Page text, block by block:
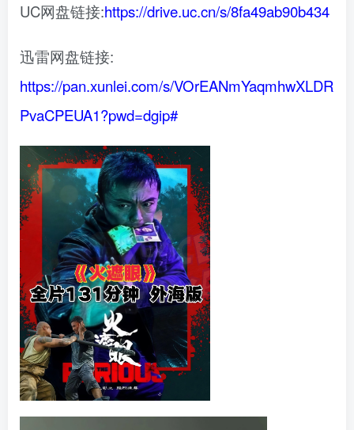
UC网盘链接:https://drive.uc.cn/s/8fa49ab90b434
迅雷网盘链接:
https://pan.xunlei.com/s/VOrEANmYaqmhwXLDR
PvaCPEUA1?pwd=dgip#